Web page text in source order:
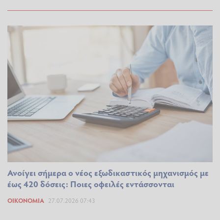
Ανοίγει σήμερα ο νέος εξωδικαστικός μηχανισμός με
έως 420 δόσεις: Ποιες οφειλές εντάσσονται
ΟΙΚΟΝΟΜΊΑ 27.07.2026 07:43